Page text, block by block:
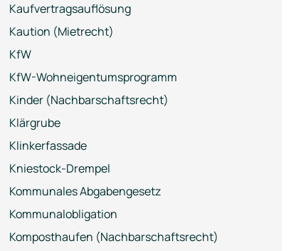
Kaufvertragsauflösung
Kaution (Mietrecht)
KfW
KfW-Wohneigentumsprogramm
Kinder (Nachbarschaftsrecht)
Klärgrube
Klinkerfassade
Kniestock-Drempel
Kommunales Abgabengesetz
Kommunalobligation
Komposthaufen (Nachbarschaftsrecht)